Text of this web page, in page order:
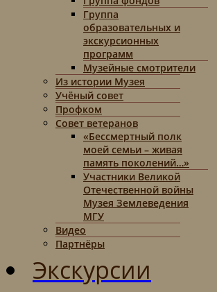
Группа
образовательных и
экскурсионных
программ
Музейные смотрители
Из истории Музея
Учёный совет
Профком
Совет ветеранов
«Бессмертный полк
моей семьи – живая
память поколений…»
Участники Великой
Отечественной войны
Музея Землеведения
МГУ
Видео
Партнёры
Экскурсии